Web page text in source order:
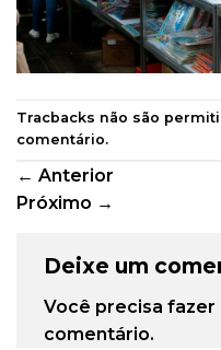
Tracbacks não são
comentário.
← Anterior
Próximo →
Deixe um
Você precisa fazer
comentário.